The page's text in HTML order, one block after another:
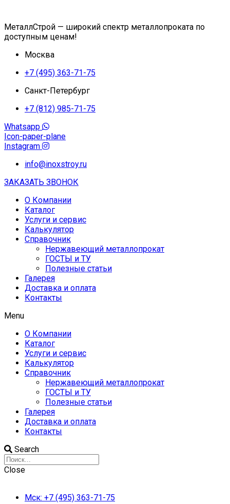
МеталлСтрой — широкий спектр металлопроката по
доступным ценам!
Москва
+7 (495) 363-71-75
Санкт-Петербург
+7 (812) 985-71-75
Whatsapp
Icon-paper-plane
Instagram
info@inoxstroy.ru
ЗАКАЗАТЬ ЗВОНОК
О Компании
Каталог
Услуги и сервис
Калькулятор
Справочник
Нержавеющий металлопрокат
ГОСТЫ и ТУ
Полезные статьи
Галерея
Доставка и оплата
Контакты
Menu
О Компании
Каталог
Услуги и сервис
Калькулятор
Справочник
Нержавеющий металлопрокат
ГОСТЫ и ТУ
Полезные статьи
Галерея
Доставка и оплата
Контакты
Search
Close
Мск: +7 (495) 363-71-75